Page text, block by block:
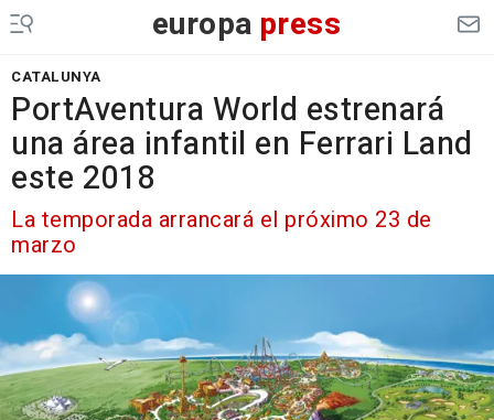
europa press
CATALUNYA
PortAventura World estrenará
una área infantil en Ferrari Land
este 2018
La temporada arrancará el próximo 23 de
marzo